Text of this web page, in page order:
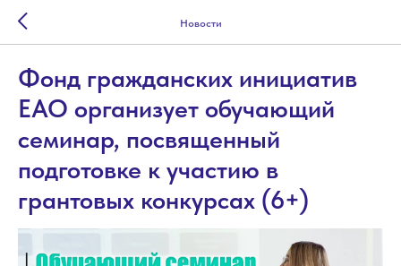
Новости
Фонд гражданских инициатив
ЕАО организует обучающий
семинар, посвященный
подготовке к участию в
грантовых конкурсах (6+)